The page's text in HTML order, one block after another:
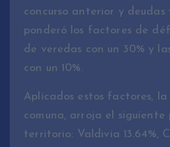
concurso anterior y deudas
ponderó los factores de
de veredas con un 30% y
con un 10%.
Aplicados estos factores,
comuna, arroja el
territorio: Valdivia 13.64%,